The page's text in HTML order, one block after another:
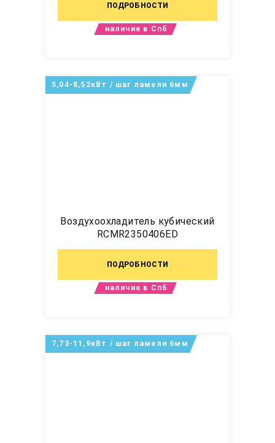
ПОДРОБНОСТИ
наличие в Спб
Воздухоохладитель кубический
RCMR2350406ED
ПОДРОБНОСТИ
5,04-8,52кВт / шаг ламели 6мм
наличие в Спб
7,73-11,9кВт / шаг ламели 6мм